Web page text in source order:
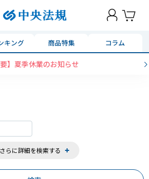
キング 商品特集 コラム
ブンイレブン」を追加いたしました
さらに詳細を検索する